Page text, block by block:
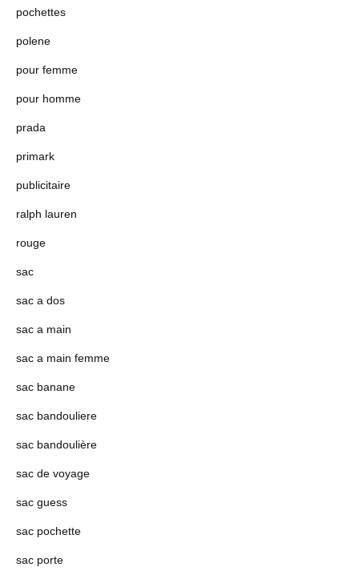
pochettes
polene
pour femme
pour homme
prada
primark
publicitaire
ralph lauren
rouge
sac
sac a dos
sac a main
sac a main femme
sac banane
sac bandouliere
sac bandoulière
sac de voyage
sac guess
sac pochette
sac porte